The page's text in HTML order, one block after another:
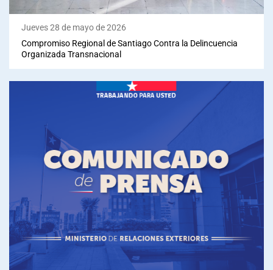
Jueves 28 de mayo de 2026
Compromiso Regional de Santiago Contra la Delincuencia
Organizada Transnacional